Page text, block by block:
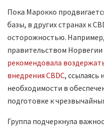
Пока Марокко
базы, в других странах к
осторожностью.
правительством Норвегии
рекомендовала
внедрения CBDC, ссылаясь
необходимости в
подготовке к
Группа подчеркнула